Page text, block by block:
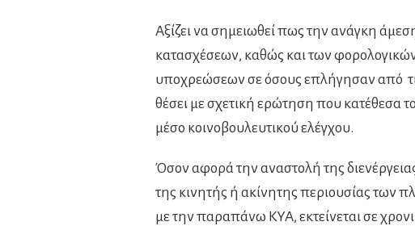
Αξίζει να σημειωθεί πως την ανάγκη
κατασχέσεων, καθώς και των
υποχρεώσεων σε όσους επλήγησαν από
θέσει με σχετική ερώτηση που κατέθεσα
μέσο κοινοβουλευτικού ελέγχου.
Όσον αφορά την αναστολή της
της κινητής ή ακίνητης περιουσίας των
με την παραπάνω ΚΥΑ, εκτείνεται σε